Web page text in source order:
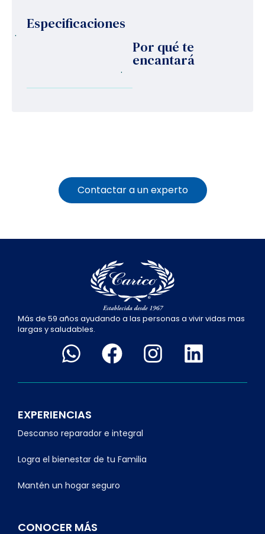
Especificaciones
.
Por qué te
encantará
.
Contactar a un experto
Más de 59 años ayudando a las personas a vivir vidas mas
largas y saludables.
EXPERIENCIAS
Descanso reparador e integral
Logra el bienestar de tu Familia
Mantén un hogar seguro
CONOCER MÁS